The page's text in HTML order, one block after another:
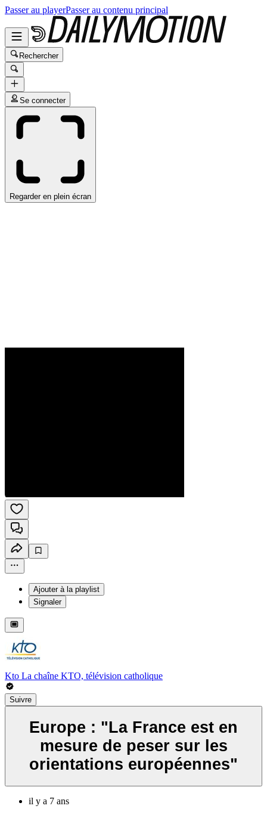
Passer au playerPasser au contenu principal
Rechercher
Se connecter
Regarder en plein écran
Ajouter à la playlist
Signaler
Kto La chaîne KTO, télévision catholique
Suivre
Europe : "La France est en
mesure de peser sur les
orientations européennes"
il y a 7 ans